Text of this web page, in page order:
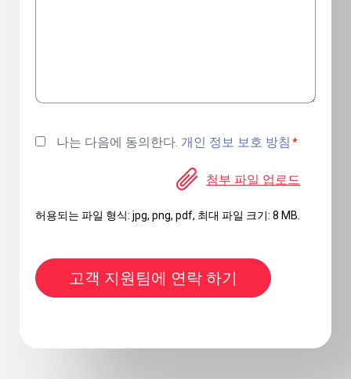
나는 다음에 동의한다. 개인 정보 보호 방침 *
첨부 파일 업로드
허용되는 파일 형식: jpg, png, pdf, 최대 파일 크기: 8 MB.